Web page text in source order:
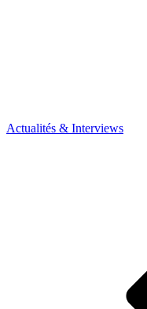
Actualités & Interviews